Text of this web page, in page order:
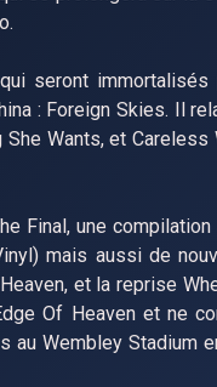
seront
: Foreign Skies. Il
Wants, et Careless
Final, une
mais aussi de
et la reprise
Of Heaven et ne
au Wembley Stadium